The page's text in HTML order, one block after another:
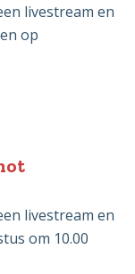
livestream en
op
livestream en
om 10.00